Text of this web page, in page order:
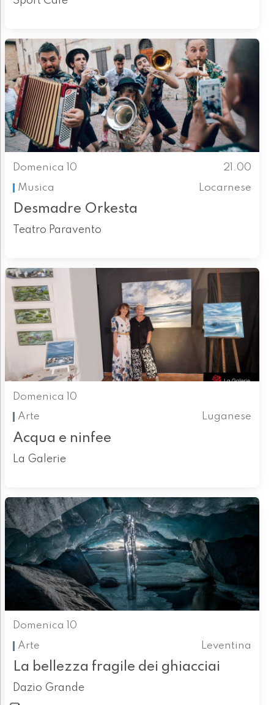
Domenica 10
21.00
Musica
Locarnese
Desmadre Orkesta
Teatro Paravento
Domenica 10
Arte
Luganese
Acqua e ninfee
La Galerie
Domenica 10
Arte
Leventina
La bellezza fragile dei ghiacciai
Dazio Grande